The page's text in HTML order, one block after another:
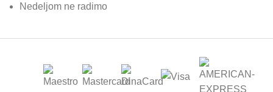
Nedeljom ne radimo